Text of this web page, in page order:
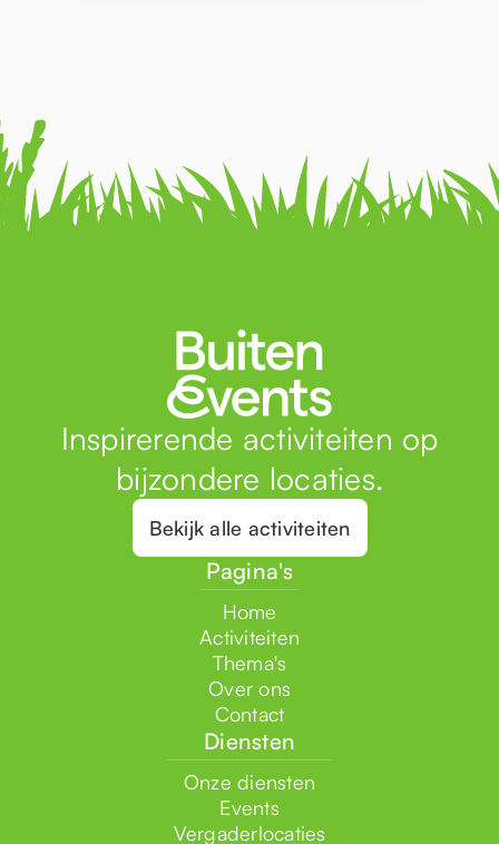
Inspirerende activiteiten op
bijzondere locaties.
Bekijk alle activiteiten
Pagina's
Home
Activiteiten
Thema's
Over ons
Contact
Diensten
Onze diensten
Events
Vergaderlocaties